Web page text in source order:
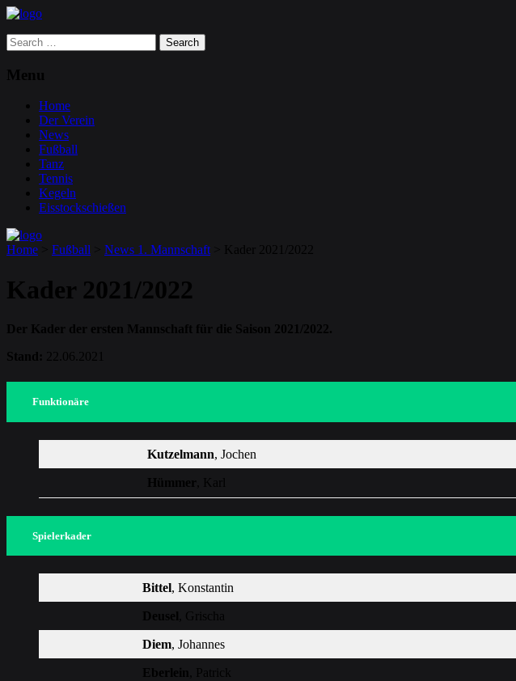
Search
for:
Menu
Home
Der Verein
News
Fußball
Tanz
Tennis
Kegeln
Eisstockschießen
Home Fußball News 1. Mannschaft Kader 2021/2022
Kader 2021/2022
Der Kader der ersten Mannschaft für die Saison 2021/2022.
Stand:
22.06.2021
Funktionäre
Kutzelmann, Jochen
Hümmer , Karl
Spielerkader
Bittel, Konstantin
Deusel , Grischa
Diem, Johannes
Eberlein , Patrick